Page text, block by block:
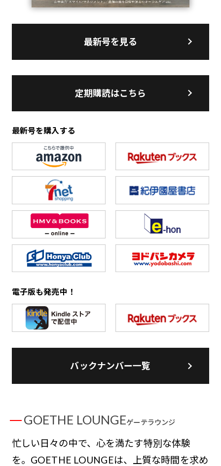
最新号を見る
定期購読はこちら
最新号を購入する
電子版も発売中！
バックナンバー一覧
GOETHE LOUNGEゲーテラウンジ
忙しい日々の中で、心を満たす特別な体験
を。GOETHE LOUNGEは、上質な時間を求め